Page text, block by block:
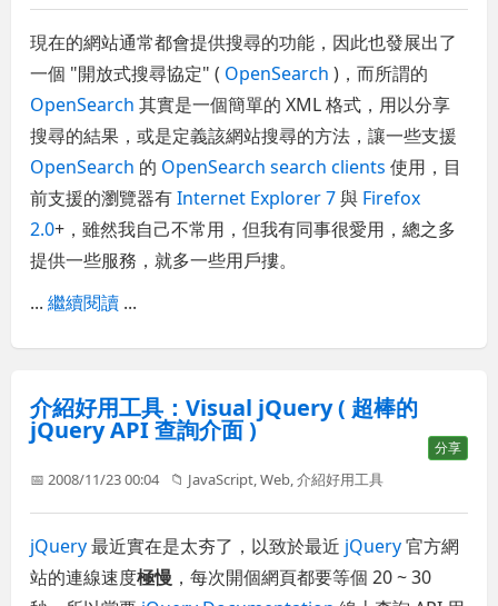
現在的網站通常都會提供搜尋的功能，因此也發展出了
一個 "開放式搜尋協定" ( OpenSearch )，而所謂的
OpenSearch 其實是一個簡單的 XML 格式，用以分享
搜尋的結果，或是定義該網站搜尋的方法，讓一些支援
OpenSearch 的 OpenSearch search clients 使用，目
前支援的瀏覽器有Internet Explorer 7與 Firefox
2.0+，雖然我自己不常用，但我有同事很愛用，總之多
提供一些服務，就多一些用戶摟。
...繼續閱讀 ...
介紹好用工具：Visual jQuery ( 超棒的
jQuery API 查詢介面 )
分享
📅 2008/11/23 00:04 📁 JavaScript,Web,介紹好用工具
jQuery最近實在是太夯了，以致於最近 jQuery官方網
站的連線速度極慢 ，每次開個網頁都要等個 20 ~ 30